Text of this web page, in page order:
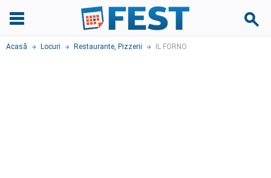
Acasă Locuri Restaurante, Pizzerii IL FORNO